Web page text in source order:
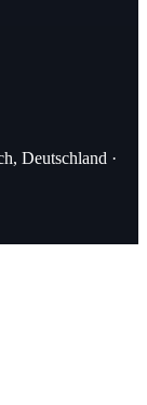
Deutschland ·